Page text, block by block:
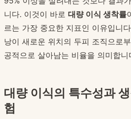
니다. 이것이 바로 대량 이식 생착률
르는 가장 중요한 지표인 이유입니
낭이 새로운 위치의 두피 조직으로
공적으로 살아남는 비율을 의미합니
대량 이식의 특수성과
험